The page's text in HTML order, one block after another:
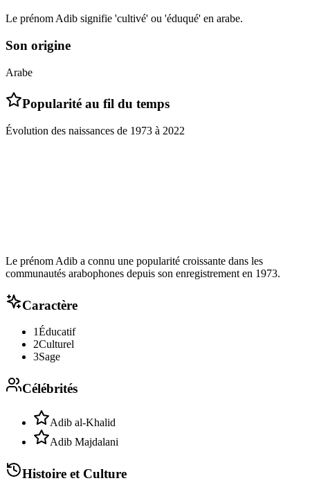
Le prénom Adib signifie 'cultivé' ou 'éduqué' en arabe.
Son origine
Arabe
Popularité au fil du temps
Évolution des naissances de 1973 à 2022
Le prénom Adib a connu une popularité croissante dans les
communautés arabophones depuis son enregistrement en 1973.
Caractère
1Éducatif
2Culturel
3Sage
Célébrités
Adib al-Khalid
Adib Majdalani
Histoire et Culture